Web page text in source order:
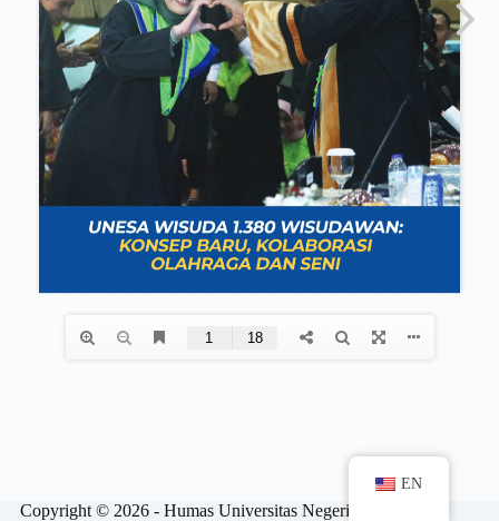
Copyright © 2026 - Humas Universitas Negeri Surabaya
EN